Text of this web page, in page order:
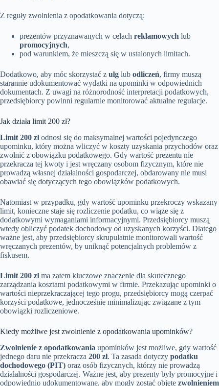
Z reguły zwolnienia z opodatkowania dotyczą:
prezentów przyznawanych w celach reklamowych lub
promocyjnych,
pod warunkiem, że mieszczą się w ustalonych limitach.
Dodatkowo, aby móc skorzystać z ulg lub odliczeń, firmy muszą
starannie udokumentować wydatki na upominki w odpowiednich
dokumentach. Z uwagi na różnorodność interpretacji podatkowych,
przedsiębiorcy powinni regularnie monitorować aktualne regulacje.
Jak działa limit 200 zł?
Limit 200 złodnosi się do maksymalnej wartości pojedynczego
upominku, który można wliczyć w koszty uzyskania przychodów oraz
zwolnić z obowiązku podatkowego. Gdy wartość prezentu nie
przekracza tej kwoty i jest wręczany osobom fizycznym, które nie
prowadzą własnej działalności gospodarczej, obdarowany nie musi
obawiać się dotyczących tego obowiązków podatkowych.
Natomiast w przypadku, gdy wartość upominku przekroczy wskazany
limit, konieczne staje się rozliczenie podatku, co wiąże się z
dodatkowymi wymaganiami informacyjnymi. Przedsiębiorcy muszą
wtedy obliczyć podatek dochodowy od uzyskanych korzyści. Dlatego
ważne jest, aby przedsiębiorcy skrupulatnie monitorowali wartość
wręczanych prezentów, by uniknąć potencjalnych problemów z
fiskusem.
Limit 200 złma zatem kluczowe znaczenie dla skutecznego
zarządzania kosztami podatkowymi w firmie. Przekazując upominki o
wartości nieprzekraczającej tego progu, przedsiębiorcy mogą czerpać
korzyści podatkowe, jednocześnie minimalizując związane z tym
obowiązki rozliczeniowe.
Kiedy możliwe jest zwolnienie z opodatkowania upominków?
Zwolnienie z opodatkowania upominków jest możliwe, gdy wartość
jednego daru nie przekracza 200 zł. Ta zasada dotyczy podatku
dochodowego (PIT) oraz osób fizycznych, którzy nie prowadzą
działalności gospodarczej. Ważne jest, aby prezenty były promocyjne i
odpowiednio udokumentowane, aby mogły zostać objęte zwolnieniem